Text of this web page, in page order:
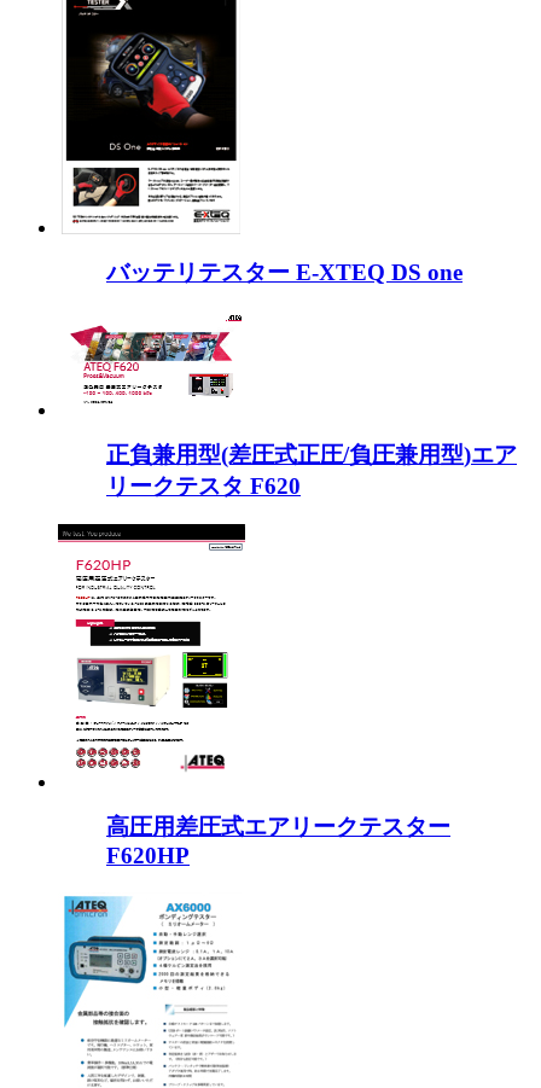
バッテリテスター E-XTEQ DS one
正負兼用型(差圧式正圧/負圧兼用型)エア
リークテスタ F620
高圧用差圧式エアリークテスター
F620HP